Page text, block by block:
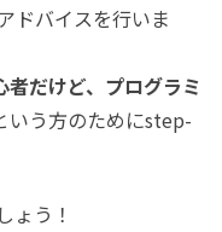
ドバイスを行いま
だけど、プログラミ
いう方のためにstep-
ょう！